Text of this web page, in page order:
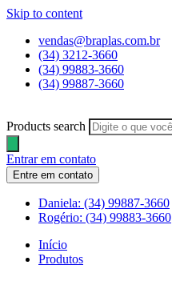
Skip to content
vendas@braplas.com.br
(34) 3212-3660
(34) 99883-3660
(34) 99887-3660
Products search
Entrar em contato
Entre em contato
Daniela: (34) 99887-3660
Rogério: (34) 99883-3660
Início
Produtos